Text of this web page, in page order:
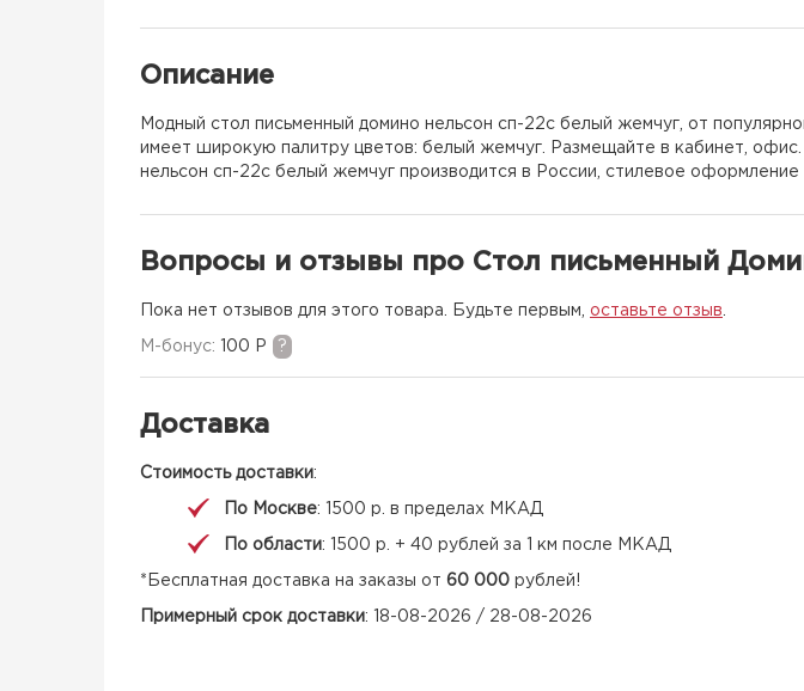
Описание
Модный стол письменный домино нельсон сп-22с белый жемчуг, от
имеет широкую палитру цветов: белый жемчуг. Размещайте в кабинет,
нельсон сп-22с белый жемчуг производится в России, стилевое оформление
Вопросы и отзывы про Стол письменный
Пока нет отзывов для этого товара. Будьте первым, оставьте отзыв
M-бонус: 100 Р ?
Доставка
Стоимость доставки:
По Москве: 1500 р. в пределах МКАД
По области: 1500 р. + 40 рублей за 1 км после МКАД
*Бесплатная доставка на заказы от 60 000 рублей!
Примерный срок доставки: 18-08-2026 / 28-08-2026